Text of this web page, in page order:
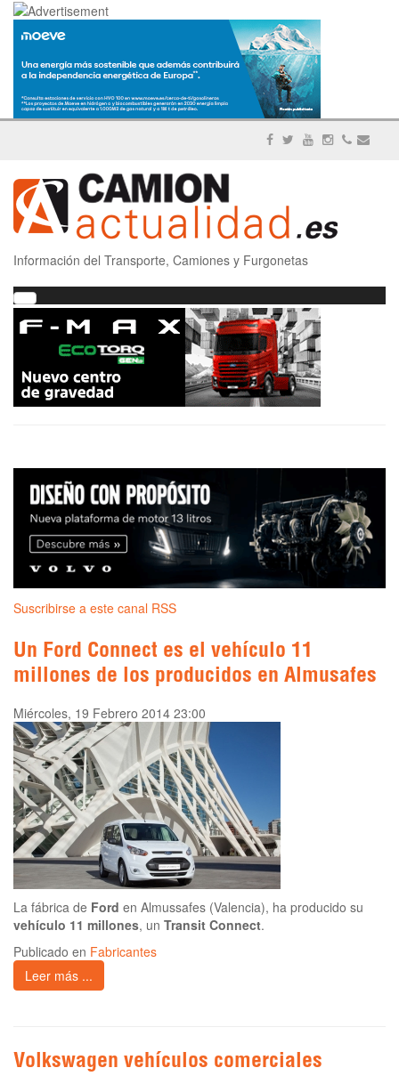
Información del Transporte, Camiones y Furgonetas
Suscribirse a este canal RSS
Un Ford Connect es el vehículo 11
millones de los producidos en Almusafes
Miércoles, 19 Febrero 2014 23:00
La fábrica de Ford en Almussafes (Valencia), ha producido su
vehículo 11 millones, un Transit Connect.
Publicado en Fabricantes
Leer más ...
Volkswagen vehículos comerciales